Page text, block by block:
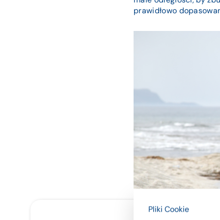
prawidłowo
Pliki Cookie